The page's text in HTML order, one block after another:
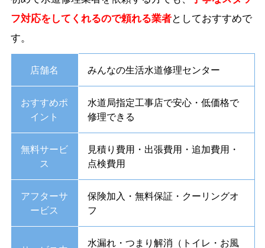
フ対応をしてくれるので頼れる業者としておすすめで
す。
店舗名 みんなの生活水道修理センター
おすすめポ
イント
水道局指定工事店で安心・低価格で
修理できる
無料サービ
ス
見積り費用・出張費用・追加費用・
点検費用
アフターサ
ービス
保険加入・無料保証・クーリングオ
フ
水漏れ・つまり解消（トイレ・お風